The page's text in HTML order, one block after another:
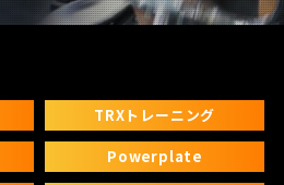
TRXトレーニング
Powerplate